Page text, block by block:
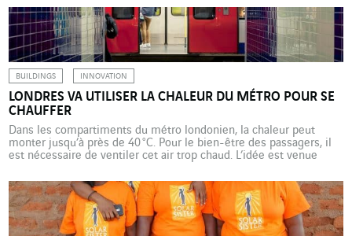
directive européenne sur les médicaments falsifiés (FMD) impose
aux laboratoires et aux pharmacies d’assurer la sérialisation des
[…]
BUILDINGS INNOVATION
LONDRES VA UTILISER LA CHALEUR DU MÉTRO POUR SE
CHAUFFER
Dans les compartiments du métro londonien, la chaleur peut
monter jusqu’à près de 40 °C. Pour le bien-être des passagers, il
est nécessaire de ventiler cet air trop chaud. L’idée est venue
métro bien sûr, mais, l’hiver, des habitations et bureaux situés à
proximité. A […]